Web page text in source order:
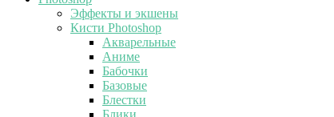
Эффекты и экшены
Кисти Photoshop
Акварельные
Аниме
Бабочки
Базовые
Блестки
Блики